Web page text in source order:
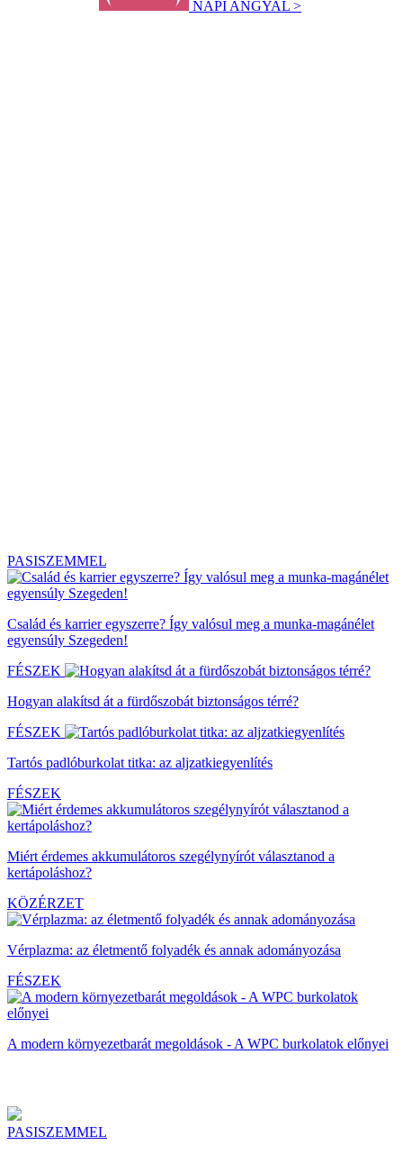
NAPI ANGYAL >
PASISZEMMEL
Család és karrier egyszerre? Így valósul meg a munka-magánélet
egyensúly Szegeden!
FÉSZEK
Hogyan alakítsd át a fürdőszobát biztonságos térré?
FÉSZEK
Tartós padlóburkolat titka: az aljzatkiegyenlítés
FÉSZEK
Miért érdemes akkumulátoros szegélynyírót választanod a
kertápoláshoz?
KÖZÉRZET
Vérplazma: az életmentő folyadék és annak adományozása
FÉSZEK
A modern környezetbarát megoldások - A WPC burkolatok előnyei
PASISZEMMEL